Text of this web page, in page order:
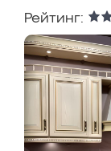
Рейтинг: